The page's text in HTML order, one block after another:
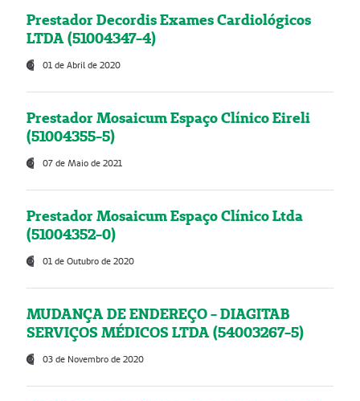
Prestador Decordis Exames Cardiológicos
LTDA (51004347-4)
01 de Abril de 2020
Prestador Mosaicum Espaço Clínico Eireli
(51004355-5)
07 de Maio de 2021
Prestador Mosaicum Espaço Clínico Ltda
(51004352-0)
01 de Outubro de 2020
MUDANÇA DE ENDEREÇO - DIAGITAB
SERVIÇOS MÉDICOS LTDA (54003267-5)
03 de Novembro de 2020